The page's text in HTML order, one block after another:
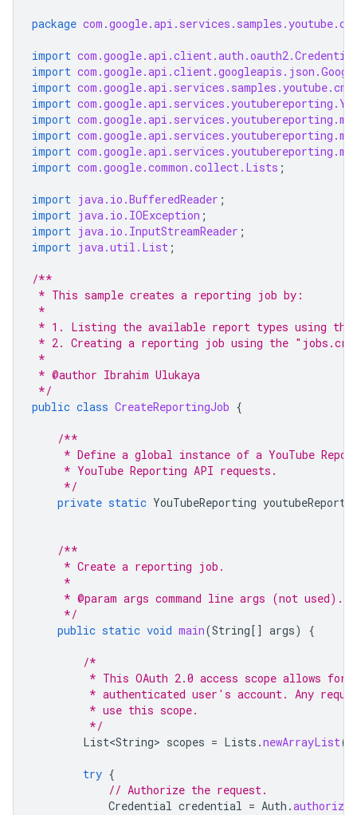
package
import
import
import
import
import
import
import
import com.google.common.collect.Lists ;
import java.io.BufferedReader ;
import java.io.IOException ;
import java.io.InputStreamReader ;
import java.util.List ;
/**
* This sample creates a reporting job by:
*
* 1. Listing the available report types using the
* 2. Creating a reporting job using the
*
* @author Ibrahim Ulukaya
*/
public class CreateReportingJob {
/**
* Define a global instance of a YouTube
     * YouTube Reporting API requests.
     */
private static YouTubeReporting
/**
     * Create a reporting job.
     *
     * @param args command line args (not used).
     */
public static void main(String[] args) {
/*
* This OAuth 2.0 access scope allows for
* authenticated user's account. Any
         * use this scope.
         */
List<String> scopes = Lists .newArrayList(
try {
// Authorize the request.
Credential credential = Auth .authorize